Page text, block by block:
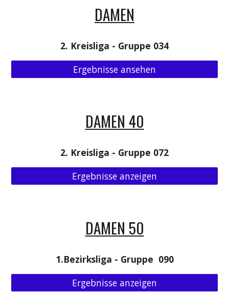
DAMEN
2. Kreisliga - Gruppe 034
Ergebnisse ansehen
DAMEN 40
2. Kreisliga - Gruppe 072
Ergebnisse anzeigen
DAMEN 50
1.Bezirksliga - Gruppe  090
Ergebnisse anzeigen